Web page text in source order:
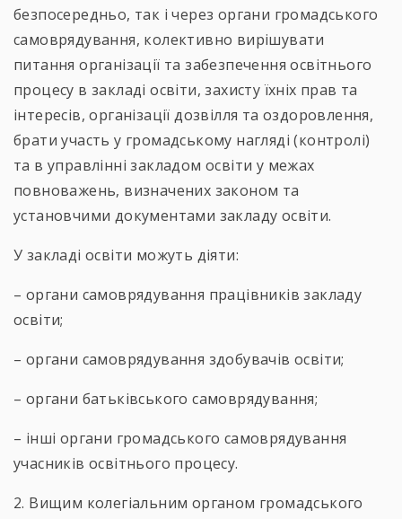
безпосередньо, так і через органи громадського
самоврядування, колективно вирішувати
питання організації та забезпечення освітнього
процесу в закладі освіти, захисту їхніх прав та
інтересів, організації дозвілля та оздоровлення,
брати участь у громадському нагляді (контролі)
та в управлінні закладом освіти у межах
повноважень, визначених законом та
установчими документами закладу освіти.
У закладі освіти можуть діяти:
– органи самоврядування працівників закладу
освіти;
– органи самоврядування здобувачів освіти;
– органи батьківського самоврядування;
– інші органи громадського самоврядування
учасників освітнього процесу.
2. Вищим колегіальним органом громадського